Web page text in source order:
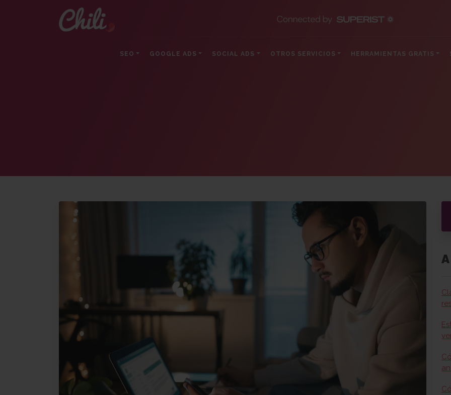
SEO GOOGLE ADS SOCIAL ADS OTROS SERVICIOS HERRAMIENTAS GRATIS